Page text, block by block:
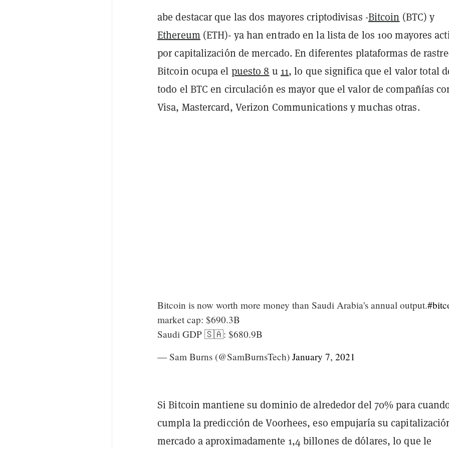
abe destacar que las dos mayores criptodivisas -Bitcoin (BTC) y
Ethereum (ETH)- ya han entrado en la lista de los 100 mayores
por capitalización de mercado. En diferentes plataformas de
Bitcoin ocupa el puesto 8 u 11, lo que significa que el valor total
todo el BTC en circulación es mayor que el valor de compañías
Visa, Mastercard, Verizon Communications y muchas otras.
Bitcoin is now worth more money than Saudi Arabia's annual output.
market cap: $690.3B
Saudi GDP 🇸🇦: $680.9B
— Sam Burns (@SamBurnsTech) January 7, 2021
Si Bitcoin mantiene su dominio de alrededor del 70% para
cumpla la predicción de Voorhees, eso empujaría su
mercado a aproximadamente 1,4 billones de dólares, lo que le